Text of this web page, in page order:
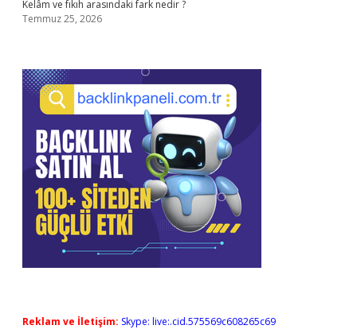
Kelâm ve fıkıh arasındaki fark nedir ?
Temmuz 25, 2026
Reklam ve İletişim: Skype: live:.cid.575569c608265c69